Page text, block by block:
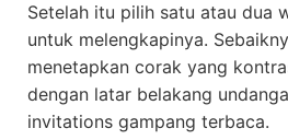
Setelah itu pilih satu atau dua
untuk melengkapinya.
menetapkan corak yang
dengan latar belakang
invitations gampang terbaca.